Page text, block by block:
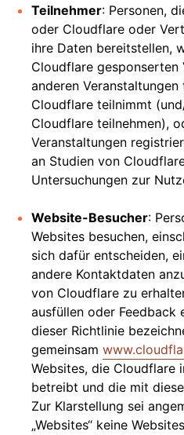
Teilnehmer: Personen,
oder Cloudflare oder
ihre Daten bereitstellen,
Cloudflare gesponserten
anderen Veranstaltungen
Cloudflare teilnimmt
Cloudflare teilnehmen),
Veranstaltungen
an Studien von
Untersuchungen zur
Website-Besucher:
Websites besuchen,
sich dafür entscheiden,
andere Kontaktdaten
von Cloudflare zu
ausfüllen oder Feedback
dieser Richtlinie
gemeinsam
Websites, die Cloudflare
betreibt und die mit
Zur Klarstellung sei
„Websites“ keine